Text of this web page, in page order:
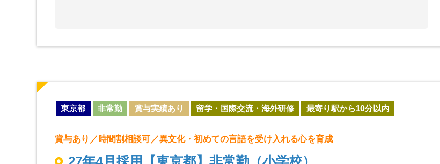
東京都 非常勤 賞与実績あり 留学・国際交流・海外研修 最寄り駅から10分以内
賞与あり／時間割相談可／異文化・初めての言語を受け入れる心を育成